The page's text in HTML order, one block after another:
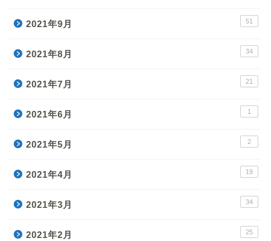
2021年9月 51
2021年8月 34
2021年7月 21
2021年6月 1
2021年5月 2
2021年4月 19
2021年3月 34
2021年2月 25